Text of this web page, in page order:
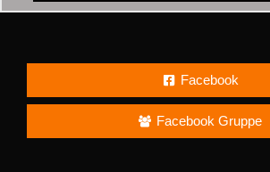
Facebook
Facebook Gruppe